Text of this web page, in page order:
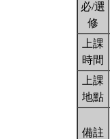
必/選
修
上課
時間
上課
地點
備註